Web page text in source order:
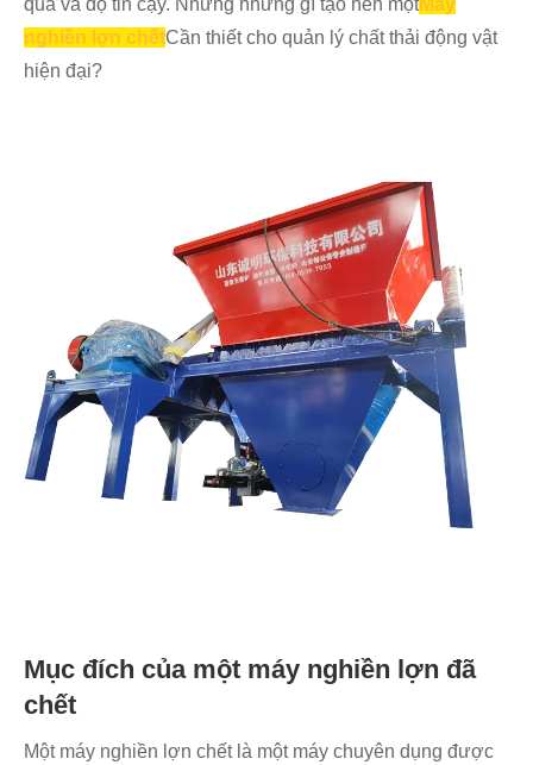
quả và độ tin cậy. Nhưng những gì tạo nên mộtMáy
nghiền lợn chếtCần thiết cho quản lý chất thải động vật
hiện đại?
Mục đích của một máy nghiền lợn đã
chết
Một máy nghiền lợn chết là một máy chuyên dụng được